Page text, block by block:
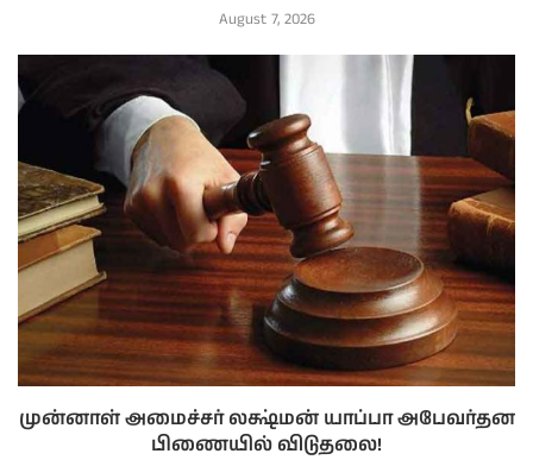
August 7, 2026
முன்னாள் அமைச்சர் லக்ஷ்மன் யாப்பா அபேவர்தன
பிணையில் விடுதலை!